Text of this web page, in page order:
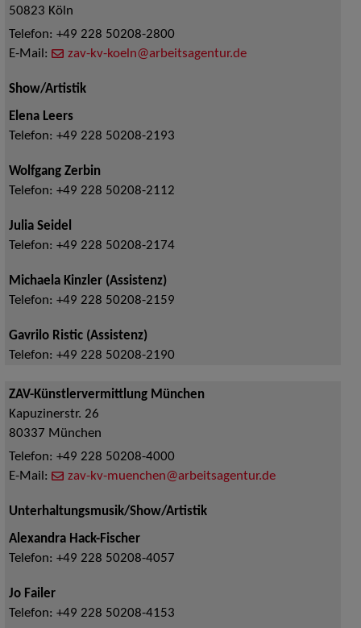
50823 Köln
Telefon: +49 228 50208-2800
E-Mail:
zav-kv-koeln@arbeitsagentur.de
Show/Artistik
Elena Leers
Telefon: +49 228 50208-2193
Wolfgang Zerbin
Telefon: +49 228 50208-2112
Julia Seidel
Telefon: +49 228 50208-2174
Michaela Kinzler (Assistenz)
Telefon: +49 228 50208-2159
Gavrilo Ristic (Assistenz)
Telefon: +49 228 50208-2190
ZAV-Künstlervermittlung München
Kapuzinerstr. 26
80337 München
Telefon: +49 228 50208-4000
E-Mail:
zav-kv-muenchen@arbeitsagentur.de
Unterhaltungsmusik/Show/Artistik
Alexandra Hack-Fischer
Telefon: +49 228 50208-4057
Jo Failer
Telefon: +49 228 50208-4153